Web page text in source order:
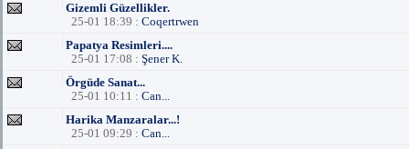
Gizemli Güzellikler.
25-01 18:39 : Coqertrwen
Papatya Resimleri....
25-01 17:08 : Şener K.
Örgüde Sanat...
25-01 10:11 : Can...
Harika Manzaralar...!
25-01 09:29 : Can...